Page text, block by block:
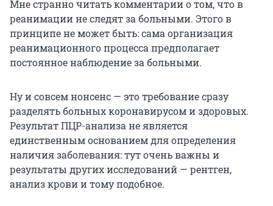
Мне странно читать комментарии о том, что в
реанимации не следят за больными. Этого в
принципе не может быть: сама организация
реанимационного процесса предполагает
постоянное наблюдение за больными.
Ну и совсем нонсенс — это требование сразу
разделять больных коронавирусом и здоровых.
Результат ПЦР-анализа не является
единственным основанием для определения
наличия заболевания: тут очень важны и
результаты других исследований — рентген,
анализ крови и тому подобное.